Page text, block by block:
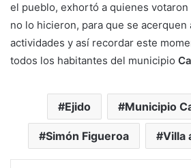
el pueblo, exhortó a quienes
no lo hicieron, para que se acerquen
actividades y así recordar este
todos los habitantes del municipio
Ejido Municipio
Simón Figueroa Villa